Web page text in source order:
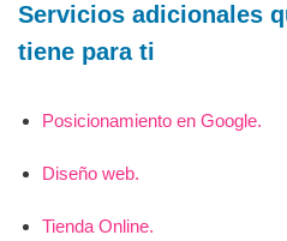
Servicios adicionales
tiene para ti
Posicionamiento en Google.
Diseño web.
Tienda Online.